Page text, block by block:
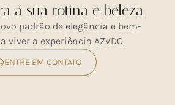
a sua rotina e beleza.
padrão de elegância e bem-
viver a experiência AZVDO.
ENTRE EM CONTATO